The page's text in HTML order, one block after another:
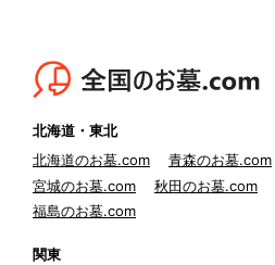
北海道・東北
北海道のお墓.com
青森のお墓.com
宮城のお墓.com
秋田のお墓.com
福島のお墓.com
関東